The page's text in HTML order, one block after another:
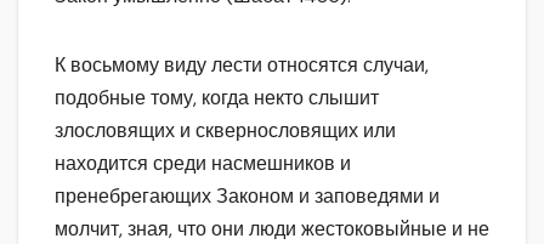
К восьмому виду лести относятся случаи,
подобные тому, когда некто слышит
злословящих и сквернословящих или
находится среди насмешников и
пренебрегающих Законом и заповедями и
молчит, зная, что они люди жестоковыйные и не